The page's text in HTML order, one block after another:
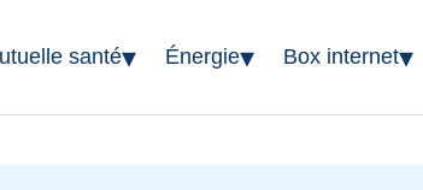
santé▾ Énergie▾ Box internet▾